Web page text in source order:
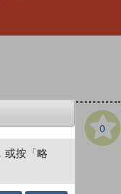
0
或按「略